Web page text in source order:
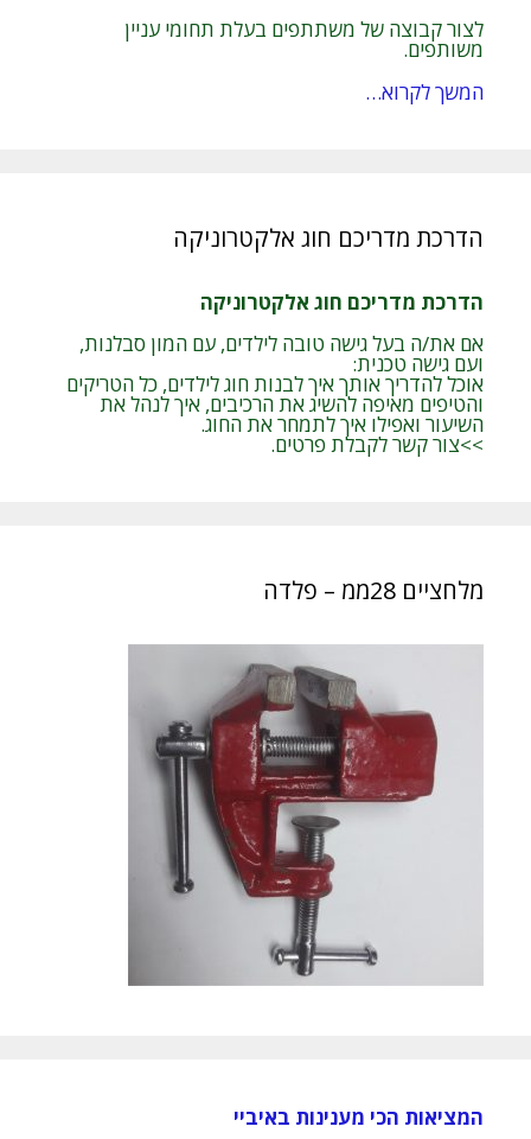
לצור קבוצה של משתתפים בעלת תחומי עניין
משותפים.
המשך לקרוא…
הדרכת מדריכם חוג אלקטרוניקה
הדרכת מדריכם חוג אלקטרוניקה
אם את/ה בעל גישה טובה לילדים, עם המון סבלנות,
ועם גישה טכנית:
אוכל להדריך אותך איך לבנות חוג לילדים, כל הטריקים
והטיפים מאיפה להשיג את הרכיבים, איך לנהל את
השיעור ואפילו איך לתמחר את החוג.
>>צור קשר לקבלת פרטים.
מלחציים 28ממ – פלדה
המציאות הכי מענינות באיביי